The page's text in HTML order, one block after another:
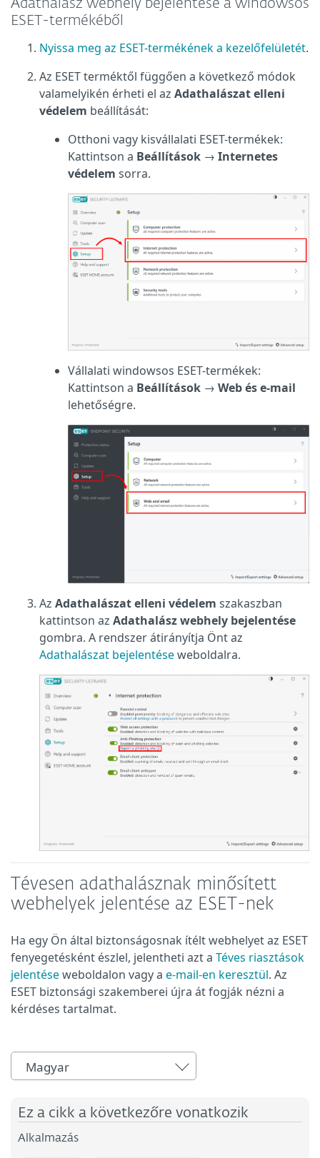
Adathalász webhely bejelentése a windowsos
ESET-termékéből
Nyissa meg az ESET-termékének a kezelőfelületét.
Az ESET terméktől függően a következő módok
valamelyikén érheti el az Adathalászat elleni
védelem beállítását:
Otthoni vagy kisvállalati ESET-termékek:
Kattintson a Beállítások → Internetes
védelem sorra.
Vállalati windowsos ESET-termékek:
Kattintson a Beállítások → Web és e-mail
lehetőségre.
Az Adathalászat elleni védelem szakaszban
kattintson az Adathalász webhely bejelentése
gombra. A rendszer átirányítja Önt az
Adathalászat bejelentéseweboldalra.
Tévesen adathalásznak minősített
webhelyek jelentése az ESET-nek
Ha egy Ön által biztonságosnak ítélt webhelyet az ESET
fenyegetésként észlel, jelentheti azt a Téves riasztások
jelentéseweboldalon vagy a e-mail-en keresztül. Az
ESET biztonsági szakemberei újra át fogják nézni a
kérdéses tartalmat.
Magyar
Ez a cikk a következőre vonatkozik
Alkalmazás